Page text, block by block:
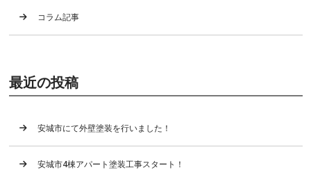
コラム記事
最近の投稿
安城市にて外壁塗装を行いました！
安城市4棟アパート塗装工事スタート！